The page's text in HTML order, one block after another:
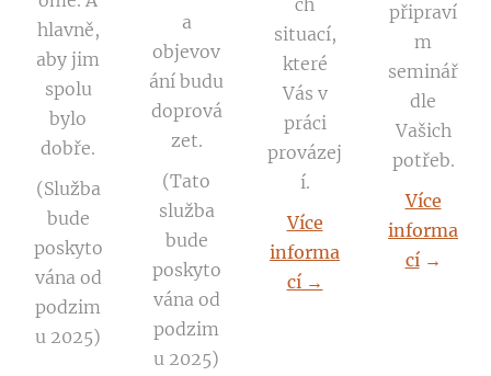
hlavně,
aby jim
spolu
bylo
dobře.
(Služba
bude
poskyto
vána od
podzim
u 2025)
a
objevov
ání budu
doprová
zet.
(Tato
služba
bude
poskyto
vána od
podzim
u 2025)
ch
situací,
které
Vás v
práci
provázej
í.
Více
informa
cí →
připraví
m
seminář
dle
Vašich
potřeb.
Více
informa
cí→